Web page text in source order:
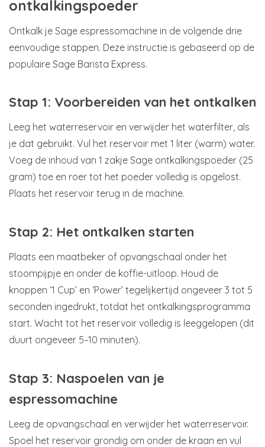
ontkalkingspoeder
Ontkalk je Sage espressomachine in de volgende drie
eenvoudige stappen. Deze instructie is gebaseerd op de
populaire Sage Barista Express.
Stap 1: Voorbereiden van het ontkalken
Leeg het waterreservoir en verwijder het waterfilter, als
je dat gebruikt. Vul het reservoir met 1 liter (warm) water.
Voeg de inhoud van 1 zakje Sage ontkalkingspoeder (25
gram) toe en roer tot het poeder volledig is opgelost.
Plaats het reservoir terug in de machine.
Stap 2: Het ontkalken starten
Plaats een maatbeker of opvangschaal onder het
stoompijpje en onder de koffie-uitloop. Houd de
knoppen ‘1 Cup’ en ‘Power’ tegelijkertijd ongeveer 3 tot 5
seconden ingedrukt, totdat het ontkalkingsprogramma
start. Wacht tot het reservoir volledig is leeggelopen (dit
duurt ongeveer 5–10 minuten).
Stap 3: Naspoelen van je
espressomachine
Leeg de opvangschaal en verwijder het waterreservoir.
Spoel het reservoir grondig om onder de kraan en vul